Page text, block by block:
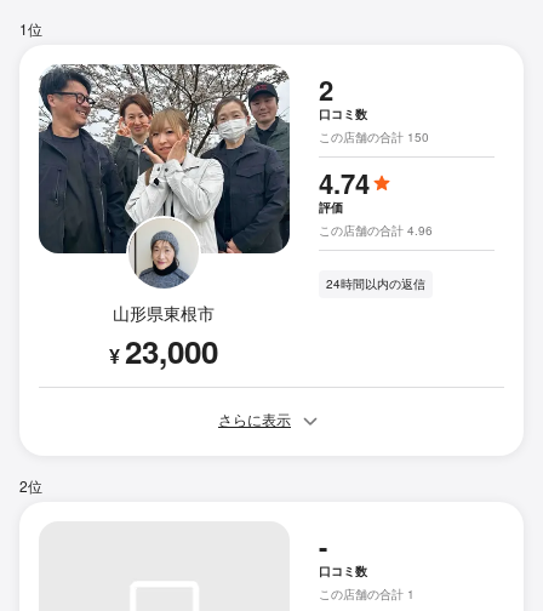
1位
山形県東根市
¥23,000
2
口コミ数
この店舗の合計 150
4.74
評価
この店舗の合計 4.96
24時間以内の返信
さらに表示
2位
-
口コミ数
この店舗の合計 1